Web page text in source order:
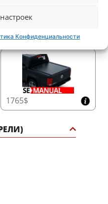
Конфиденциальности
3140$
1765$